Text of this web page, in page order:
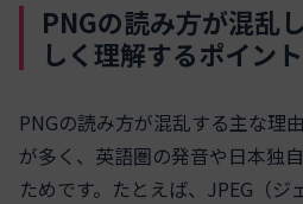
PNGの読み方が混乱
しく理解するポイント
PNGの読み方が混乱する主な理
が多く、英語圏の発音や日本独
ためです。たとえば、JPEG（